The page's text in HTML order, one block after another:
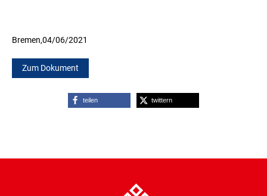
Bremen,04/06/2021
Zum Dokument
teilen twittern